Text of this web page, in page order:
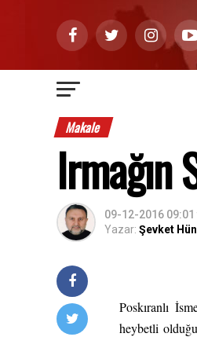
Makale
Irmağın
09-12-2016 09:01
Yazar: Şevket
Poskıranlı
heybetli